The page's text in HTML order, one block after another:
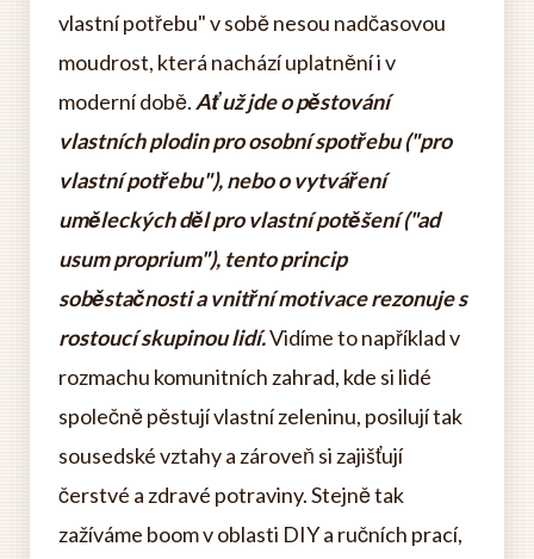
vlastní potřebu" v sobě nesou nadčasovou
moudrost, která nachází uplatnění i v
moderní době. Ať už jde o pěstování
vlastních plodin pro osobní spotřebu ("pro
vlastní potřebu"), nebo o vytváření
uměleckých děl pro vlastní potěšení ("ad
usum proprium"), tento princip
soběstačnosti a vnitřní motivace rezonuje s
rostoucí skupinou lidí.Vidíme to například v
rozmachu komunitních zahrad, kde si lidé
společně pěstují vlastní zeleninu, posilují tak
sousedské vztahy a zároveň si zajišťují
čerstvé a zdravé potraviny. Stejně tak
zažíváme boom v oblasti DIY a ručních prací,